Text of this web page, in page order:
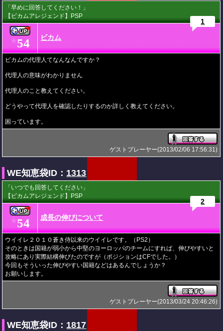
「早めに回答してください！」
【ビカムアレジェンド】PSP
★54 ビカム
1
ビカムの代理人てなんなんですか？
代理人の意味がわかりません
代理人のこと教えてください。
どうやって代理人を確認したりするのか詳しく教えてください。
困っています。
ゲストプレーヤー(2013/02/06 17:56:31)
WE知恵袋ID： 1313
「いつでも回答してください」
【ビカムアレジェンド】PSP
★54 成長の伸びについて
2
ウイイレ２０１０蒼き侍以来のウイイレです。（PS2）
そのときは国籍が弱小から中堅のヨーロッパのチームにすれば、伸びやすいと
攻略にあり実際結構伸びたのですが（ポジションはCFでした。）
今回もそういった伸びやすい国籍などはあるんでしょうか？
お願いします。
ゲストプレーヤー(2013/03/24 20:46:26)
WE知恵袋ID： 1817